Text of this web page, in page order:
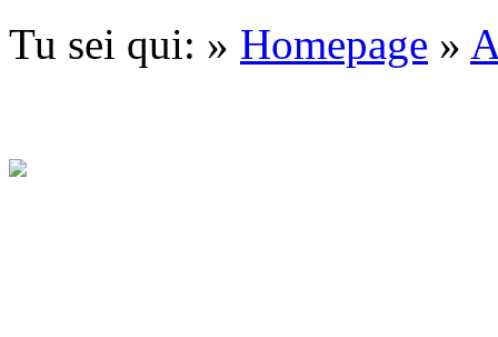
Tu sei qui: » Homepage »